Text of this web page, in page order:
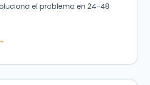
el problema en 24-48